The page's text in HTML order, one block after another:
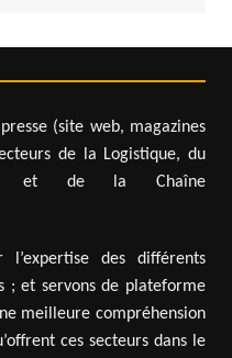
(site web, magazines
de la Logistique, du
et de la Chaîne
l’expertise des différents
; et servons de plateforme
meilleure compréhension
ces secteurs dans le